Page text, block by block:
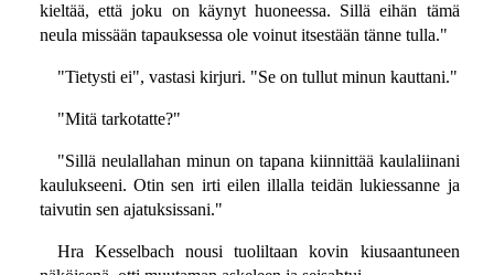
kieltää, että joku on käynyt huoneessa. Sillä eihän tämä
neula missään tapauksessa ole voinut itsestään tänne tulla."
"Tietysti ei", vastasi kirjuri. "Se on tullut minun kauttani."
"Mitä tarkotatte?"
"Sillä neulallahan minun on tapana kiinnittää kaulaliinani
kaulukseeni. Otin sen irti eilen illalla teidän lukiessanne ja
taivutin sen ajatuksissani."
Hra Kesselbach nousi tuoliltaan kovin kiusaantuneen